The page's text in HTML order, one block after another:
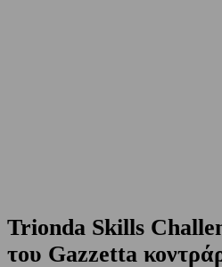
Trionda Skills
του Gazzetta